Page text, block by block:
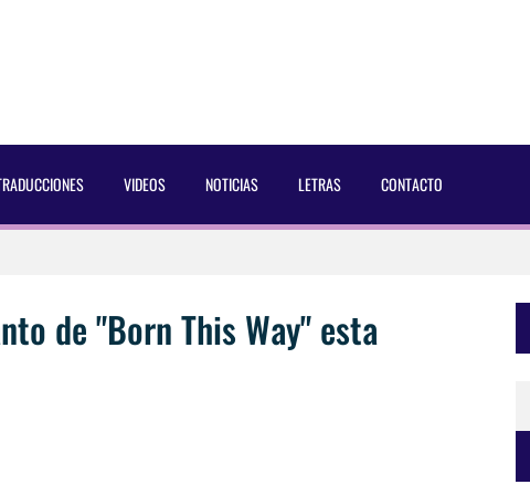
VIDEOS NOTICIAS LETRAS CONTACTO
Magazine [2025]
[2025]
de "Born This Way" esta